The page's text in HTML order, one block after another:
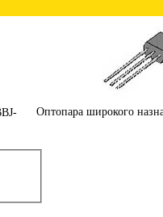
Оптопара широкого